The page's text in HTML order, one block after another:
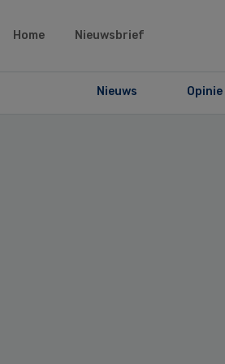
Home Nieuwsbrief
Nieuws Opinie